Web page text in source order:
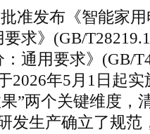
准发布《智能家
求》(GB/
通用要求》(GB/
2026年5月1日起
”两个关键维度，
发生产确立了规范